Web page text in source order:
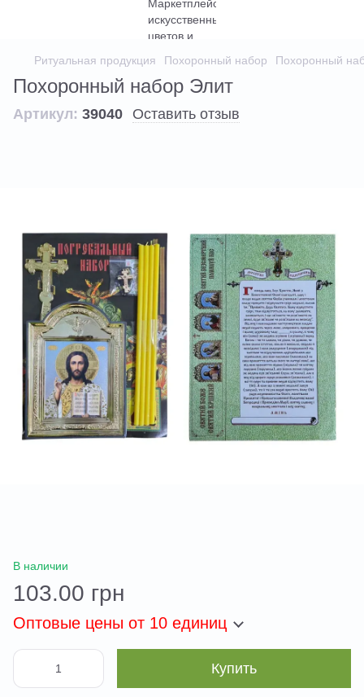
Ритуальная продукция Похоронный набор Похоронный
Похоронный набор Элит
Артикул: 39040 Оставить отзыв
В наличии
103.00 грн
Оптовые цены от 10 единиц
Купить